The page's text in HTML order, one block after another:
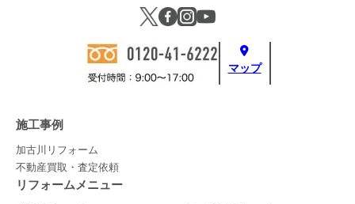
マップ
施工事例
加古川リフォーム
不動産買取・査定依頼
リフォームメニュー